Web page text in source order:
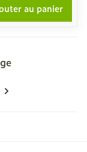
au panier
la page